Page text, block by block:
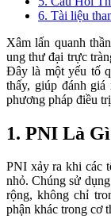
6. Tài liệu
Xâm lấn quanh
ung thư đại trực
Đây là một yếu tố
thấy, giúp đánh
phương pháp điều
1. PNI Là
PNI xảy ra khi các
nhỏ. Chúng sử
rộng, không chỉ
phận khác trong cơ